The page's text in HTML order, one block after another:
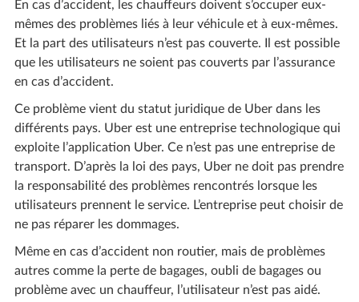
En cas d’accident, les chauffeurs doivent s’occuper eux-
mêmes des problèmes liés à leur véhicule et à eux-mêmes.
Et la part des utilisateurs n’est pas couverte. Il est possible
que les utilisateurs ne soient pas couverts par l’assurance
en cas d’accident.
Ce problème vient du statut juridique de Uber dans les
différents pays. Uber est une entreprise technologique qui
exploite l’application Uber. Ce n’est pas une entreprise de
transport. D’après la loi des pays, Uber ne doit pas prendre
la responsabilité des problèmes rencontrés lorsque les
utilisateurs prennent le service. L’entreprise peut choisir de
ne pas réparer les dommages.
Même en cas d’accident non routier, mais de problèmes
autres comme la perte de bagages, oubli de bagages ou
problème avec un chauffeur, l’utilisateur n’est pas aidé.